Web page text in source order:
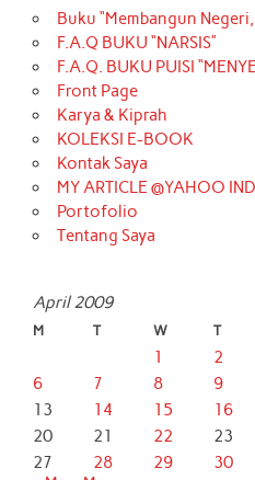
Buku “Membangun
F.A.Q BUKU “NARSIS”
F.A.Q. BUKU PUISI
Front Page
Karya & Kiprah
KOLEKSI E-BOOK
Kontak Saya
MY ARTICLE @YAHOO
Portofolio
Tentang Saya
April 2009
M T W T
1 2
6
7 8 9
13
14 15 16
20
21 22 23
27
28 29
30